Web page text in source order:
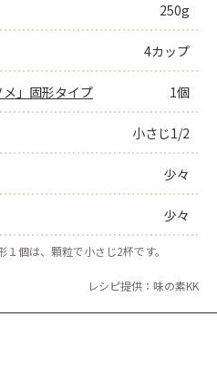
250g
4カップ
メ」固形タイプ 1個
小さじ1/2
少々
少々
１個は、顆粒で小さじ2杯です。
レシピ提供：味の素KK